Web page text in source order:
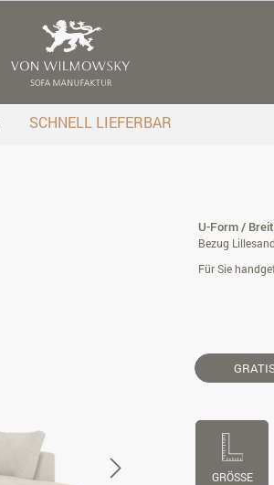
SCHNELL LIEFERBAR
U-Form /
Bezug
Für Sie
GRÖSSE